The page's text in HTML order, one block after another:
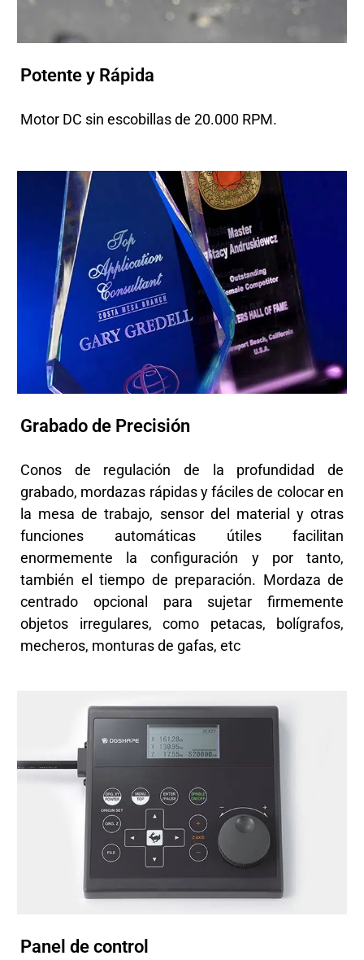
Potente y Rápida
Motor DC sin escobillas de 20.000 RPM.
Grabado de Precisión
Conos de regulación de la profundidad de
grabado, mordazas rápidas y fáciles de colocar en
la mesa de trabajo, sensor del material y otras
funciones automáticas útiles facilitan
enormemente la configuración y por tanto,
también el tiempo de preparación. Mordaza de
centrado opcional para sujetar firmemente
objetos irregulares, como petacas, bolígrafos,
mecheros, monturas de gafas, etc
Panel de control